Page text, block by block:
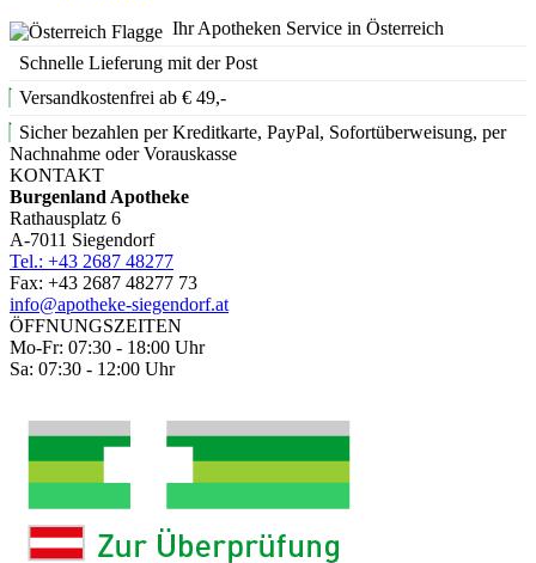
Ihr Apotheken Service in Österreich
Schnelle Lieferung mit der Post
Versandkostenfrei ab € 49,-
Sicher bezahlen per Kreditkarte, PayPal, Sofortüberweisung, per
Nachnahme oder Vorauskasse
KONTAKT
Burgenland Apotheke
Rathausplatz 6
A-7011 Siegendorf
Tel.: +43 2687 48277
Fax: +43 2687 48277 73
info@apotheke-siegendorf.at
ÖFFNUNGSZEITEN
Mo-Fr: 07:30 - 18:00 Uhr
Sa: 07:30 - 12:00 Uhr